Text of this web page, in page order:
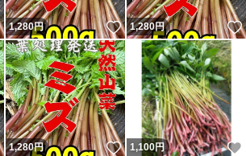
いいね！
1,280円 いいね！
1,280円
いいね！
1,280円 いいね！
1,100円